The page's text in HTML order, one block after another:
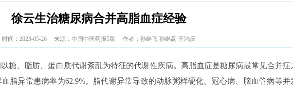
徐云生治糖尿病合并高脂血症经验
时间：2023-05-26 来源：中国中医药报5版 作者：孙继飞 孙继高 王鸿庆
糖、脂肪、蛋白质代谢紊乱为特征的代谢性疾病。高脂血症是糖尿病最常见合并症
脂异常患病率为62.9%。脂代谢异常导致的动脉粥样硬化、冠心病、脑血管病等并